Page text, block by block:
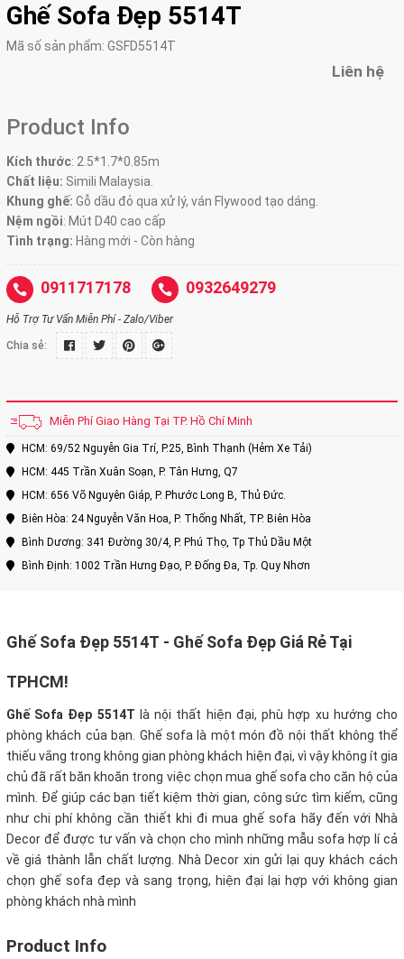
Ghế Sofa Đẹp 5514T
Mã số sản phẩm: GSFD5514T
Liên hệ
Product Info
Kích thước: 2.5*1.7*0.85m
Chất liệu: Simili Malaysia.
Khung ghế: Gỗ dầu đỏ qua xử lý, ván Flywood tạo dáng.
Nệm ngồi: Mút D40 cao cấp
Tình trạng: Hàng mới - Còn hàng
0911717178 0932649279
Hỗ Trợ Tư Vấn Miễn Phí - Zalo/Viber
Chia sẻ:
Miễn Phí Giao Hàng Tại TP. Hồ Chí Minh
HCM: 69/52 Nguyễn Gia Trí, P.25, Bình Thạnh (Hẻm Xe Tải)
HCM: 445 Trần Xuân Soạn, P. Tân Hưng, Q7
HCM: 656 Võ Nguyên Giáp, P. Phước Long B, Thủ Đức.
Biên Hòa: 24 Nguyễn Văn Hoa, P. Thống Nhất, TP. Biên Hòa
Bình Dương: 341 Đường 30/4, P. Phú Thọ, Tp Thủ Dầu Một
Bình Định: 1002 Trần Hưng Đạo, P. Đống Đa, Tp. Quy Nhơn
Ghế Sofa Đẹp 5514T - Ghế Sofa Đẹp Giá Rẻ Tại
TPHCM!
Ghế Sofa Đẹp 5514T là nội thất hiện đại, phù hợp xu hướng cho
phòng khách của bạn. Ghế sofa là một món đồ nội thất không thể
thiếu vắng trong không gian phòng khách hiện đại, vì vậy không ít gia
chủ đã rất băn khoăn trong việc chọn mua ghế sofa cho căn hộ của
mình. Để giúp các bạn tiết kiệm thời gian, công sức tìm kiếm, cũng
như chi phí không cần thiết khi đi mua ghế sofa hãy đến với Nhà
Decor để được tư vấn và chọn cho mình những mẫu sofa hợp lí cả
về giá thành lẫn chất lượng. Nhà Decor xin gửi lại quy khách cách
chọn ghế sofa đẹp và sang trọng, hiện đại lại hợp với không gian
phòng khách nhà mình
Product Info